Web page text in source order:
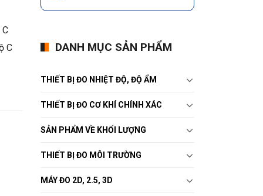
DANH MỤC SẢN PHẨM
THIẾT BỊ ĐO NHIỆT ĐỘ, ĐỘ ẨM
THIẾT BỊ ĐO CƠ KHÍ CHÍNH XÁC
SẢN PHẨM VỀ KHỐI LƯỢNG
THIẾT BỊ ĐO MÔI TRƯỜNG
MÁY ĐO 2D, 2.5, 3D
C